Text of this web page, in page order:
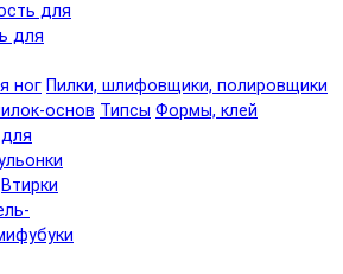
для
для
ног Пилки, шлифовщики, полировщики
основ Типсы Формы, клей
Втирки